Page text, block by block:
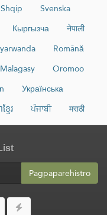
Shqip
Svenska
Кыргызча
नेपाली
Română
Malagasy
Oromoo
Українська
ែរ ਪੰਜਾਬੀ मराठी
Pagpaparehistro